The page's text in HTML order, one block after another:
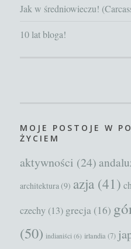
Jak w średniowieczu!
10 lat bloga!
MOJE POSTOJE W
ŻYCIEM
aktywności (24)
architektura(9) azja (41)
czechy (13) grecja (16)
(50) indianiści (6) irlandia (7)